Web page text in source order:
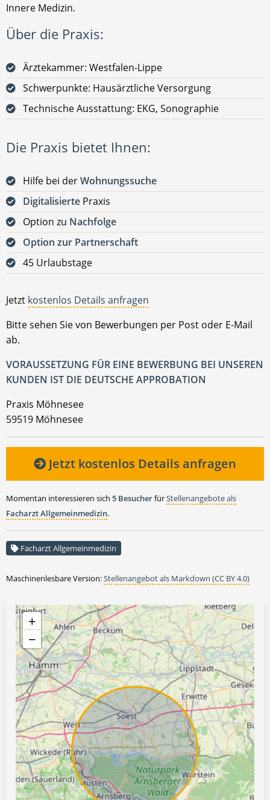
Innere Medizin.
Über die Praxis:
Ärztekammer: Westfalen-Lippe
Schwerpunkte: Hausärztliche Versorgung
Technische Ausstattung: EKG, Sonographie
Die Praxis bietet Ihnen:
Hilfe bei derWohnungssuche
Digitalisierte Praxis
Option zu Nachfolge
Option zur Partnerschaft
45 Urlaubstage
Jetzt kostenlos Details anfragen
Bitte sehen Sie von Bewerbungen per Post oder E-Mail
ab.
VORAUSSETZUNG FÜR EINE BEWERBUNG BEI UNSEREN
KUNDEN IST DIE DEUTSCHE APPROBATION
Praxis Möhnesee
59519 Möhnesee
Jetzt kostenlos Details anfragen
Momentan interessieren sich 5 BesucherfürStellenangebote als
Facharzt Allgemeinmedizin.
Facharzt Allgemeinmedizin
Maschinenlesbare Version:Stellenangebot als Markdown (CC BY 4.0)
+
−